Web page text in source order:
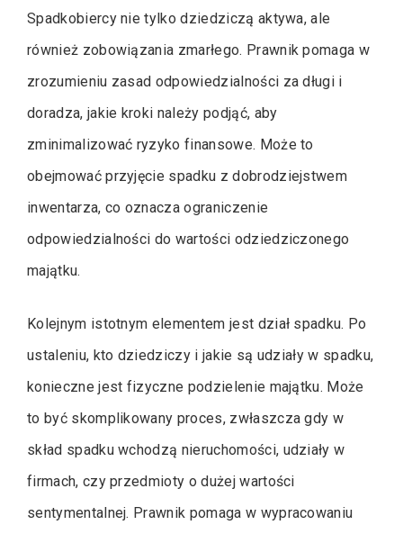
Spadkobiercy nie tylko dziedziczą aktywa, ale
również zobowiązania zmarłego. Prawnik pomaga w
zrozumieniu zasad odpowiedzialności za długi i
doradza, jakie kroki należy podjąć, aby
zminimalizować ryzyko finansowe. Może to
obejmować przyjęcie spadku z dobrodziejstwem
inwentarza, co oznacza ograniczenie
odpowiedzialności do wartości odziedziczonego
majątku.
Kolejnym istotnym elementem jest dział spadku. Po
ustaleniu, kto dziedziczy i jakie są udziały w spadku,
konieczne jest fizyczne podzielenie majątku. Może
to być skomplikowany proces, zwłaszcza gdy w
skład spadku wchodzą nieruchomości, udziały w
firmach, czy przedmioty o dużej wartości
sentymentalnej. Prawnik pomaga w wypracowaniu